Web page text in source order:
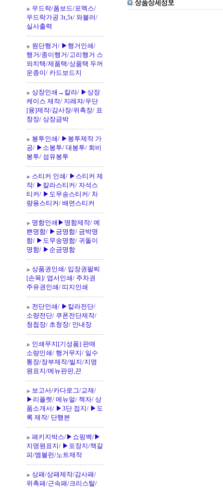
우드락/폼보드/포멕스/
우드락가공 3t,5t/ 와블러/
실사출력
원단행거/ ▶행거인쇄/
행거/종이행거/고리행거 스
와치택/제품택/상품택 두꺼
운종이/ 카드보드지
상장인쇄→칼라/ ▶상장
케이스 제작/ 지레쟈/우단
[융]제작/감사장/위촉장/ 표
창장/ 상장금박
봉투인쇄/ ▶봉투제작 가
공/ ▶소봉투/ 대봉투/ 회비
봉투/ 섬유봉투
스티커 인쇄/ ▶스티커 제
작/ ▶칼라스티커/ 자석스
티커/ ▶도무송스티커/ 차
량용스티커/ 배면스티커
명함인쇄▶명함제작/ 예
쁜명함/ ▶금명함/ 금박명
함/ ▶도무송명함/ 귀돌이
명함/ ▶순금명함
상품권인쇄/ 입장권팔찌
[손목]/ 엽서인쇄/ 주차권
주유권인쇄/ 띠지인쇄
전단인쇄/ ▶칼라전단/
소량전단/ 쿠폰전단제작/
청첩장/ 초청장/ 안내장
인쇄무지[기성품] 판매
소량인쇄/ 행거무지/ 일수
통장/장부제작/빌지/지명
원표지/메뉴판핀,끈
보고서/카다로그/교재/
▶리플렛/ 메뉴얼/ 책자/ 상
품소개서/ ▶3단 접지/ ▶도
록 제작/ 단행본
패키지박스/▶쇼핑백/▶
지명원표지/ ▶포장지/책갈
피/엠블런/노트제작
상패/상패제작/감사패/
위촉패/근속패/크리스탈/